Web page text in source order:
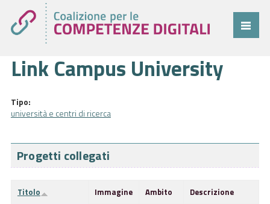
Coalizione
Progetti
Imprese
Pubblica Amministrazione
Link Campus University
Tipo:
università e centri di ricerca
Progetti collegati
Titolo Immagine Ambito Descrizione